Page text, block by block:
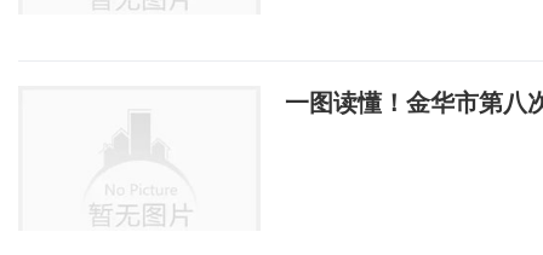
一图读懂！金华市第八